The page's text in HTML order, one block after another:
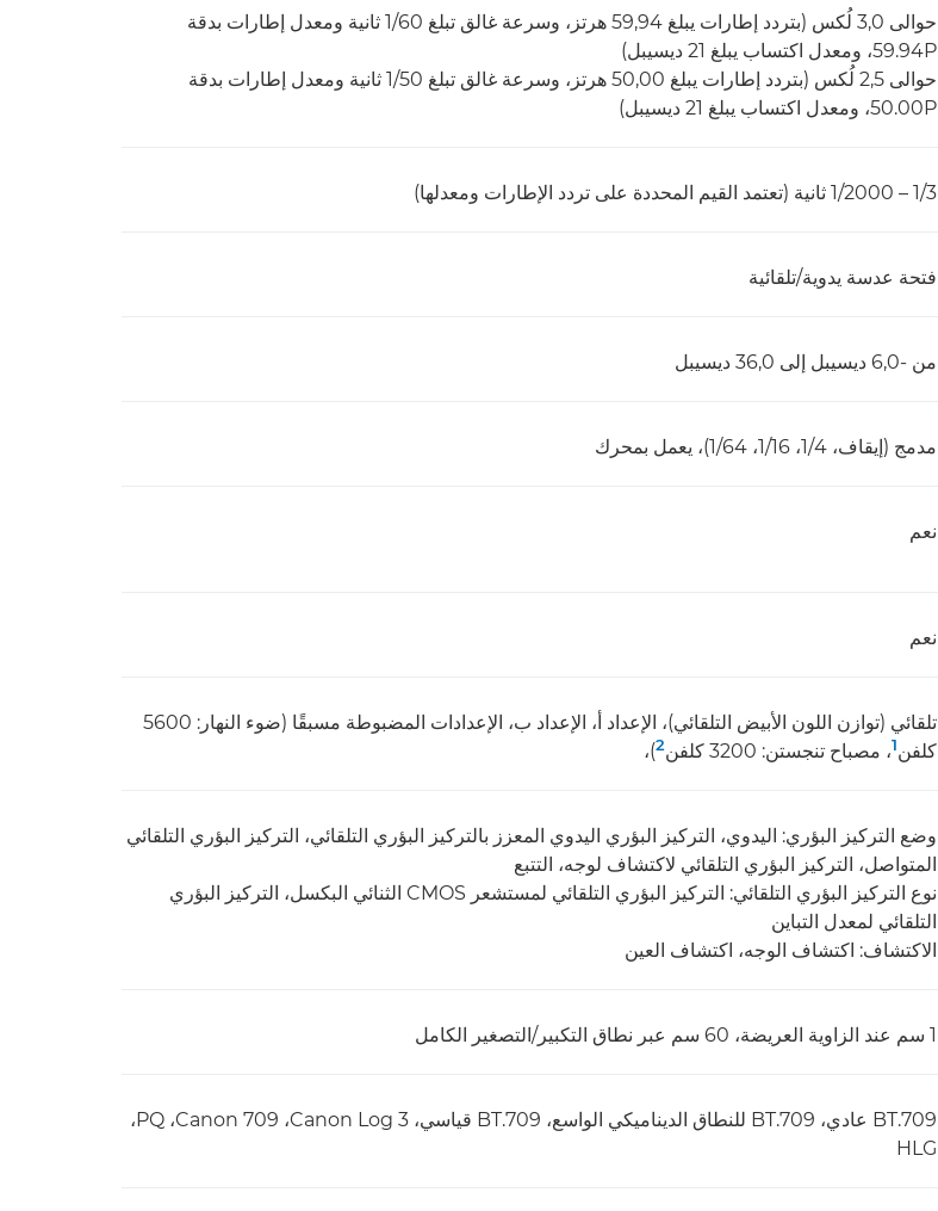
حوالى 3,0 لُكس (بتردد إطارات يبلغ 59,94 هرتز، وسرعة غالق تبلغ 1/60 ثانية ومعدل إطارات بدقة
59.94P، ومعدل اكتساب يبلغ 21 ديسيبل)
حوالى 2,5 لُكس (بتردد إطارات يبلغ 50,00 هرتز، وسرعة غالق تبلغ 1/50 ثانية ومعدل إطارات بدقة
50.00P، ومعدل اكتساب يبلغ 21 ديسيبل)
1/3 – 1/2000 ثانية (تعتمد القيم المحددة على تردد الإطارات ومعدلها)
فتحة عدسة يدوية/تلقائية
من -6,0 ديسيبل إلى 36,0 ديسيبل
مدمج (إيقاف، 1/4، 1/16، 1/64)، يعمل بمحرك
نعم
نعم
تلقائي (توازن اللون الأبيض التلقائي)، الإعداد أ، الإعداد ب، الإعدادات المضبوطة مسبقًا (ضوء النهار: 5600
كلفن1، مصباح تنجستن: 3200 كلفن 2)،
وضع التركيز البؤري: اليدوي، التركيز البؤري اليدوي المعزز بالتركيز البؤري التلقائي، التركيز البؤري التلقائي
المتواصل، التركيز البؤري التلقائي لاكتشاف لوجه، التتبع
نوع التركيز البؤري التلقائي: التركيز البؤري التلقائي لمستشعر CMOS الثنائي البكسل، التركيز البؤري
التلقائي لمعدل التباين
الاكتشاف: اكتشاف الوجه، اكتشاف العين
1 سم عند الزاوية العريضة، 60 سم عبر نطاق التكبير/التصغير الكامل
BT.709 عادي، BT.709 للنطاق الديناميكي الواسع، BT.709 قياسي، Canon Log 3،‏ Canon 709، ‏PQ،‏
HLG